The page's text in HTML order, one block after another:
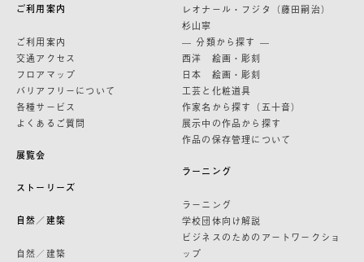
ご利用案内
ご利用案内
交通アクセス
フロアマップ
バリアフリーについて
各種サービス
よくあるご質問
展覧会
ストーリーズ
自然／建築
自然／建築
レオナール・フジタ（藤田嗣治）
杉山寧
— 分類から探す —
西洋 絵画・彫刻
日本 絵画・彫刻
工芸と化粧道具
作家名から探す（五十音）
展示中の作品から探す
作品の保存管理について
ラーニング
ラーニング
学校団体向け解説
ビジネスのためのアートワークショ
ップ